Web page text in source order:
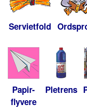
Servietfold
Papir-
flyvere
Pletrens